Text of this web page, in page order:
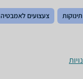
צעצועים לאמבטיה